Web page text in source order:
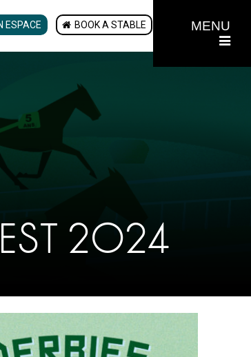
MENU
ESPACE BOOK A STABLE
EST 2024